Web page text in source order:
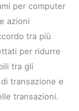
per computer
azioni
tra più
per ridurre
tra gli
transazione e
transazioni.